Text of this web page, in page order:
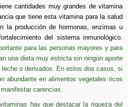
cantidades muy grandes de vitamina
que tiene esta vitamina para la salud
la producción de hormonas, enzimas u
del sistema inmunológico.
para las personas mayores y para
una dieta muy estricta sin ningún aporte
o derivados. En estos dos casos, si
abundante en alimentos vegetales ricos
carencias.
hay que destacar la riqueza del